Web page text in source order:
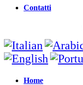
Contatti
Home